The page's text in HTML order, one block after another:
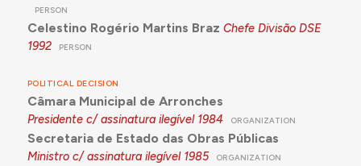
PERSON
Celestino Rogério Martins Braz Chefe Divisão DSE
1992
PERSON
POLITICAL DECISION
Câmara Municipal de Arronches
Presidente c/ assinatura ilegível 1984 ORGANIZATION
Secretaria de Estado das Obras Públicas
Ministro c/ assinatura ilegível 1985 ORGANIZATION